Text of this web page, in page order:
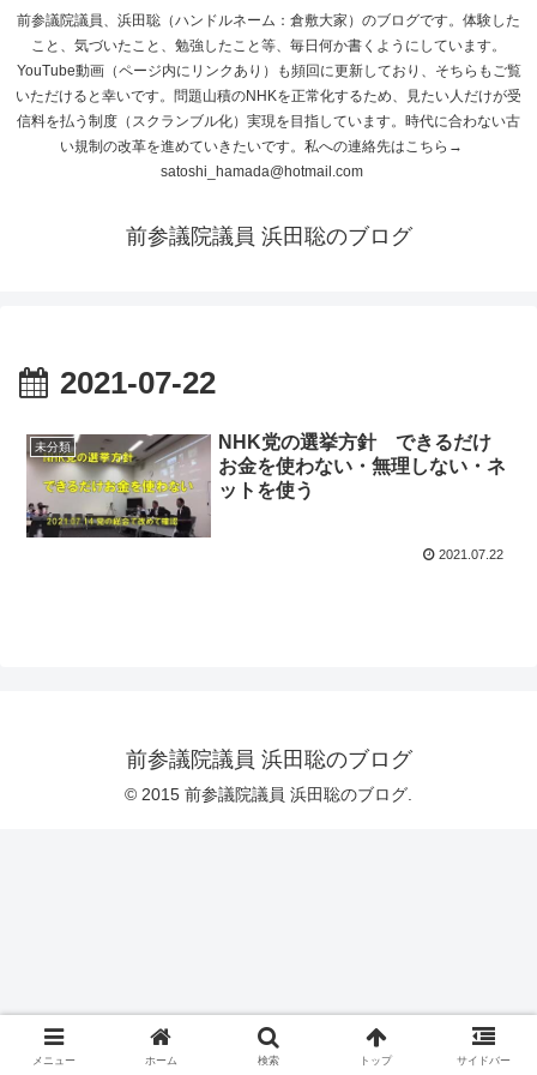
前参議院議員、浜田聡（ハンドルネーム：倉敷大家）のブログです。体験した
こと、気づいたこと、勉強したこと等、毎日何か書くようにしています。
YouTube動画（ページ内にリンクあり）も頻回に更新しており、そちらもご覧
いただけると幸いです。問題山積のNHKを正常化するため、見たい人だけが受
信料を払う制度（スクランブル化）実現を目指しています。時代に合わない古
い規制の改革を進めていきたいです。私への連絡先はこちら→
satoshi_hamada@hotmail.com
前参議院議員 浜田聡のブログ
2021-07-22
未分類
NHK党の選挙方針 できるだけ
お金を使わない・無理しない・ネ
ットを使う
2021.07.22
前参議院議員 浜田聡のブログ
© 2015 前参議院議員 浜田聡のブログ.
メニュー ホーム 検索 トップ サイドバー